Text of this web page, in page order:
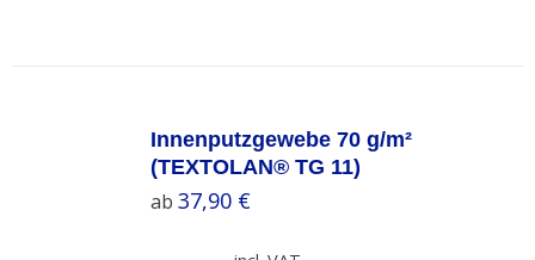
Innenputzgewebe 70 g/m²
(TEXTOLAN® TG 11)
ab 37,90 €